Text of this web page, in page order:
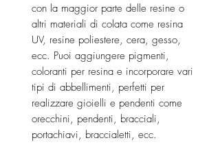
con la maggior parte delle resine o
altri materiali di colata come resina
UV, resine poliestere, cera, gesso,
ecc. Puoi aggiungere pigmenti,
coloranti per resina e incorporare vari
tipi di abbellimenti, perfetti per
realizzare gioielli e pendenti come
orecchini, pendenti, bracciali,
portachiavi, braccialetti, ecc.